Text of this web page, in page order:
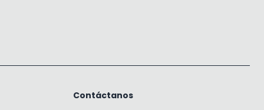
Contáctanos